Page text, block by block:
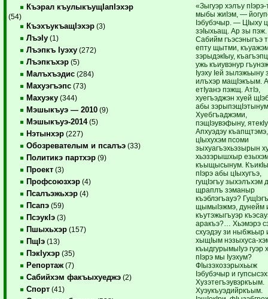
Къэрал къулыкъущIапIэхэр
(54)
КъэхъукъащIэхэр (3)
ЛъэIу (1)
Лъэпкъ Iуэху (272)
Лъэпкъхэр (5)
Малъхъэдис (284)
Махуэгъэпс (73)
Махуэку (344)
Мэшыкъуэ — 2010 (9)
Мэшыкъуэ-2014(5)
Нэтынхэр (227)
Обозревателым и псалъэ (33)
Политикэ партхэр (9)
Проект (3)
Профсоюзхэр (4)
Псалъэжьхэр (4)
Псапэ (59)
ПсэукIэ (3)
Пшыхьхэр (157)
ПщIэ (13)
ПэкIухэр (35)
Репортаж (7)
Сабийхэм факъыхуеджэ (2)
Спорт (41)
«Зыгуэр хэлъу пIэрэ-
мыбы жиIэм, —
Iэбубэчыр. — ЦIыху
зэIыхьащ. Ар зы пэж.
Сабийм гъэсэныгъэ
епту щытми,
зэрыдэкIыу,
ужь къиувэнур
Iуэху Iей зылэжьыну
илъхэр мащIэкъым.
етIуанэ пэжщ. АтIэ,
хуегъэджэн хуей
абы
Хуебгъаджэми,
пэщIэувэфыну,
Апхуэдэу къапщтэмэ,
цIыхухэм псоми
зыхуагъэхьэзырын
хьэзэрышхыр
къыщысынум.
пIэрэ абы цIыхугъэ,
гущIэгъу зыхэлъхэм
щраплъ зэманыр
къэблэгъауэ?
щымыIэжмэ, дунейм
къутэжыгъуэр
аракъэ?… Хьэмэрэ
схуэдэу зи ныбжьыр
хыщIым нэзыхуса-
къыдгурымыIуэ гуэр
пIэрэ мы Iуэхум?
ФIызэхозэрыхьыж
Iэбубэчыр и
Хузэтегъэувэркъым.
Хуэукъуэдийркъым.